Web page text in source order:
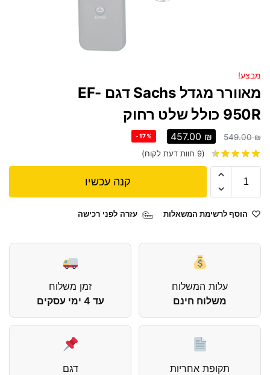
מבצע!
מאוורר מגדל Sachs דגם EF-
950R כולל שלט רחוק
549.00₪
457.00 ₪
-17%
(
9 חוות דעת לקוח)
קנה עכשיו
הוסף לרשימת המשאלות עזרה לפני רכישה
עלות המשלוח
משלוח חינם
זמן משלוח
עד 4 ימי עסקים
תקופת אחריות
דגם